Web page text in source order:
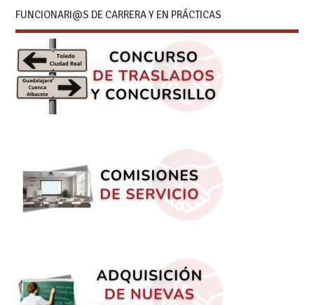
FUNCIONARI@S DE CARRERA Y EN PRÁCTICAS